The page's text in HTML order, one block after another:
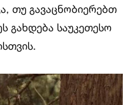
თუ გავაცნობიერებთ
გახდება საუკეთესო